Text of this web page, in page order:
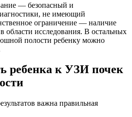
— безопасный и
не имеющий
ограничение — наличие
исследования. В остальных
полости ребенку можно
ребенка к УЗИ почек
важна правильная